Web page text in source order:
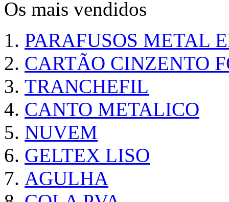
Os mais vendidos
PARAFUSOS METAL
CARTÃO CINZENTO
TRANCHEFIL
CANTO METALICO
NUVEM
GELTEX LISO
AGULHA